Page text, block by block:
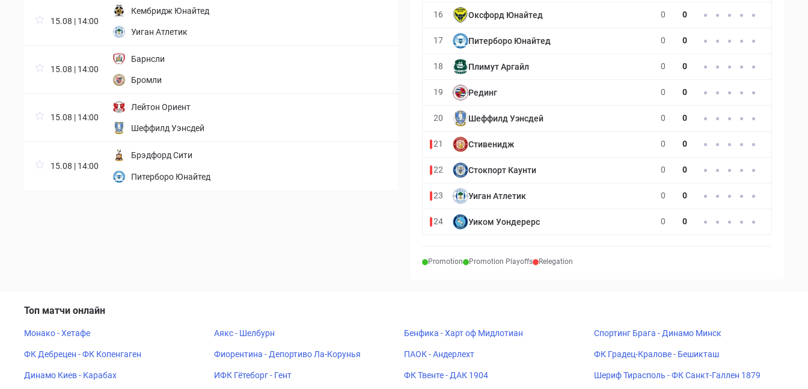
15.08 | 14:00
Кембридж Юнайтед
Уиган Атлетик
15.08 | 14:00
Барнсли
Бромли
15.08 | 14:00
Лейтон Ориент
Шеффилд Уэнсдей
15.08 | 14:00
Брэдфорд Сити
Питерборо Юнайтед
16 Оксфорд Юнайтед 0 0
17 Питерборо Юнайтед 0 0
18 Плимут Аргайл 0 0
19 Рединг 0 0
20 Шеффилд Уэнсдей 0 0
21 Стивенидж 0 0
22 Стокпорт Каунти 0 0
23 Уиган Атлетик 0 0
24 Уиком Уондерерс 0 0
Promotion Promotion Playoffs Relegation
Топ матчи онлайн
Монако - Хетафе Аякс - Шелбурн Бенфика - Харт оф Мидлотиан Спортинг Брага - Динамо Минск
ФК Дебрецен - ФК Копенгаген Фиорентина - Депортиво Ла-Корунья ПАОК - Андерлехт ФК Градец-Кралове - Бешикташ
Динамо Киев - Карабах ИФК Гётеборг - Гент ФК Твенте - ДАК 1904 Шериф Тирасполь - ФК Санкт-Галлен 1879